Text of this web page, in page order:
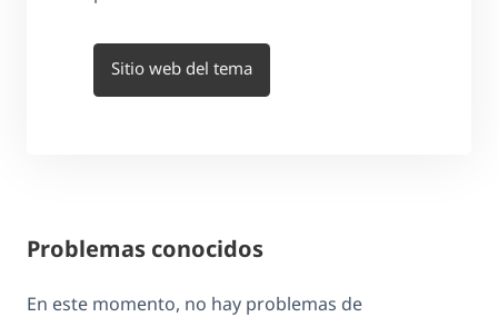
Sitio web del tema
Problemas conocidos
En este momento, no hay problemas de